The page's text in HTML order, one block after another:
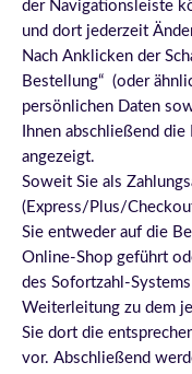
der Navigationsleiste
und dort jederzeit
Nach Anklicken der
Bestellung“ (oder
persönlichen Daten
Ihnen abschließend
angezeigt.
Soweit Sie als
(Express/Plus/
Sie entweder auf die
Online-Shop geführt
des Sofortzahl-
Weiterleitung zu dem
Sie dort die
vor. Abschließend